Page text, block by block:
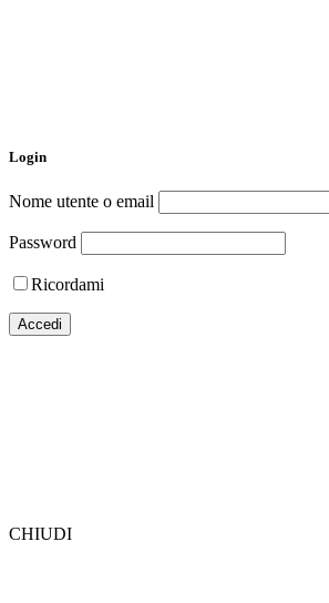
Login
Nome utente o email
Password
Ricordami
CHIUDI